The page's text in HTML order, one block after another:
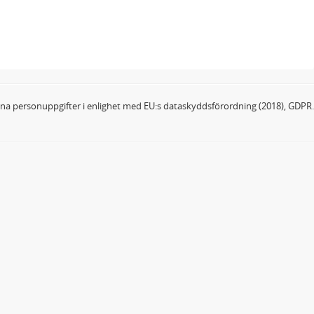
personuppgifter i enlighet med EU:s dataskyddsförordning (2018), GDPR.